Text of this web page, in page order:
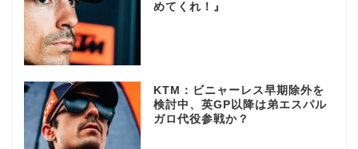
めてくれ！』
KTM：ビニャーレス早期除外を
検討中、英GP以降は弟エスパル
ガロ代役参戦か？